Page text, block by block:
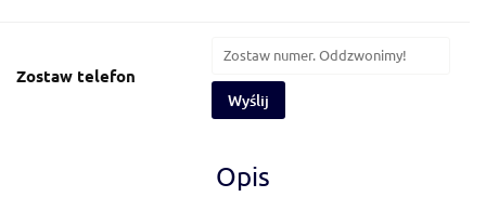
Zostaw telefon
Wyślij
Opis